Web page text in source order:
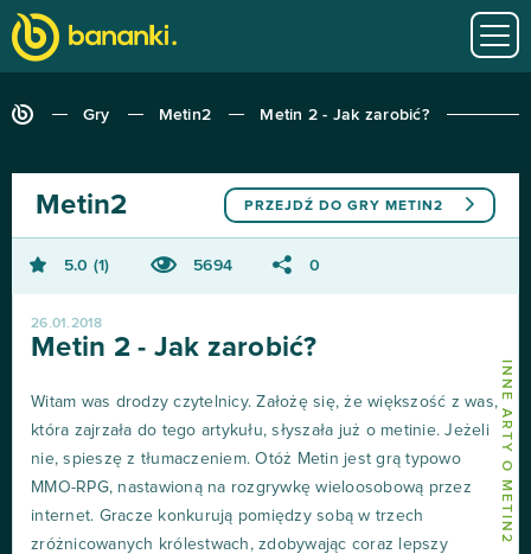
Gry Metin2 Metin 2 - Jak zarobić?
INNE ARTY O METIN2
PRZEJDŹ DO GRY METIN2
Metin2
5.0 1 5694 0
26.01.2018
Metin 2 - Jak zarobić?
Witam was drodzy czytelnicy. Założę się, że większość z was,
która zajrzała do tego artykułu, słyszała już o metinie. Jeżeli
nie, spieszę z tłumaczeniem. Otóż Metin jest grą typowo
MMO-RPG, nastawioną na rozgrywkę wieloosobową przez
internet. Gracze konkurują pomiędzy sobą w trzech
zróżnicowanych królestwach, zdobywając coraz lepszy